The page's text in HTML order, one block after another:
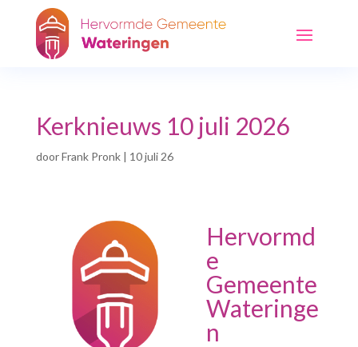
Kerknieuws 10 juli 2026
doorFrank Pronk| 10 juli 26
Hervormd
e
Gemeente
Wateringe
n